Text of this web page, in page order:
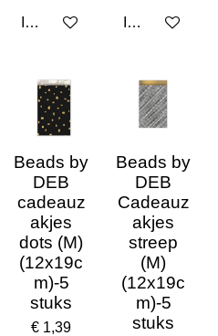
In winkelwagen In winkelwagen
Beads by
DEB
cadeauz
akjes
dots (M)
(12x19c
m)-5
stuks
€ 1,39
Beads by
DEB
Cadeauz
akjes
streep
(M)
(12x19c
m)-5
stuks